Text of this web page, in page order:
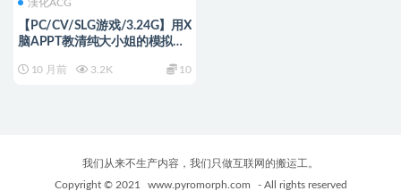
漢化ACG
【PC/CV/SLG游戏/3.24G】用X
脑APPT教清纯大小姐的模拟游
をドスケベ調教するシミュレー
10 月前 3.2K 10
我们从来不生产内容，我们只做互联网的搬运工。
Copyright © 2021
www.pyromorph.com - All rights reserved